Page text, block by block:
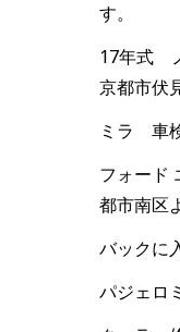
す。
17年式
京都市伏
ミラ 車
フォード
都市南区
バックに
パジェロ